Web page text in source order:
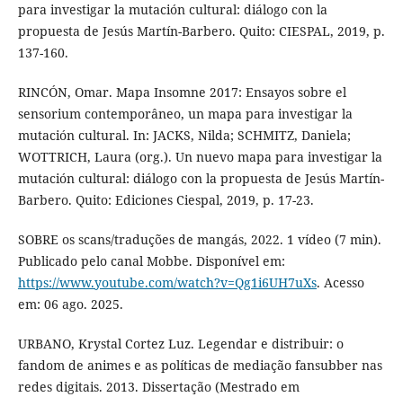
para investigar la mutación cultural: diálogo con la
propuesta de Jesús Martín-Barbero. Quito: CIESPAL, 2019, p.
137-160.
RINCÓN, Omar. Mapa Insomne 2017: Ensayos sobre el
sensorium contemporâneo, un mapa para investigar la
mutación cultural. In: JACKS, Nilda; SCHMITZ, Daniela;
WOTTRICH, Laura (org.). Un nuevo mapa para investigar la
mutación cultural: diálogo con la propuesta de Jesús Martín-
Barbero. Quito: Ediciones Ciespal, 2019, p. 17-23.
SOBRE os scans/traduções de mangás, 2022. 1 vídeo (7 min).
Publicado pelo canal Mobbe. Disponível em:
https://www.youtube.com/watch?v=Qg1i6UH7uXs. Acesso
em: 06 ago. 2025.
URBANO, Krystal Cortez Luz. Legendar e distribuir: o
fandom de animes e as políticas de mediação fansubber nas
redes digitais. 2013. Dissertação (Mestrado em